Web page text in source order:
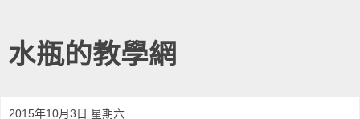
水瓶的教學網
2015年10月3日 星期六